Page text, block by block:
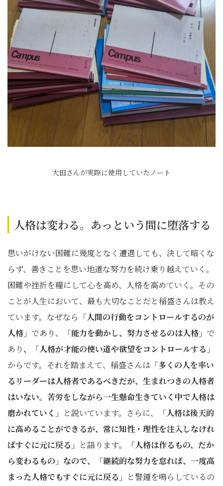
大田さんが実際に使用していたノート
人格は変わる。あっという間に堕落する
思いがけない困難に幾度となく遭遇しても、決して暗くな
らず、善きことを思い地道な努力を続け乗り越えていく。
困難や挫折を糧にして心を高め、人格を高めていく。その
ことが人生において、最も大切なことだと稲盛さんは教え
ています。なぜなら 「人間の行動をコントロールするのが
人格」 であり、 「能力を動かし、努力させるのは人格」 で
あり、「人格が才能の使い道や欲望をコントロールする」
からです。それを踏まえて、稲盛さんは 「多くの人を率い
るリーダーは人格者であるべきだが、生まれつきの人格者
はいない。苦労をしながら一生懸命生きていく中で人格は
磨かれていく」 と説いています。さらに、
「人格は後天的
に高めることができるが、常に知性・理性を注入しなけれ
ばすぐに元に戻る」 と語ります。「人格は作るもの、だか
ら変わるもの」なので、「継続的な努力を怠れば、一度高
まった人格でもすぐに元に戻る」 と警鐘を鳴らしているの